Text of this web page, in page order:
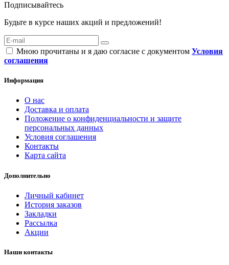
Подписывайтесь
Будьте в курсе наших акций и предложений!
Мною прочитаны и я даю согласие с документом Условия
соглашения
Информация
О нас
Доставка и оплата
Положение о конфиденциальности и защите
персональных данных
Условия соглашения
Контакты
Карта сайта
Дополнительно
Личный кабинет
История заказов
Закладки
Рассылка
Акции
Наши контакты